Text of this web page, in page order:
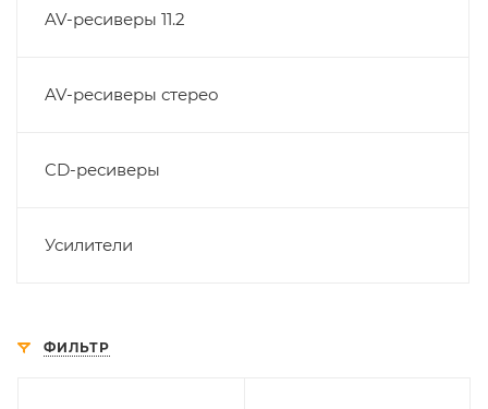
AV-ресиверы 11.2
AV-ресиверы стерео
CD-ресиверы
Усилители
ФИЛЬТР